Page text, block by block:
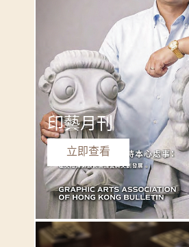
印藝月刊
立即查看